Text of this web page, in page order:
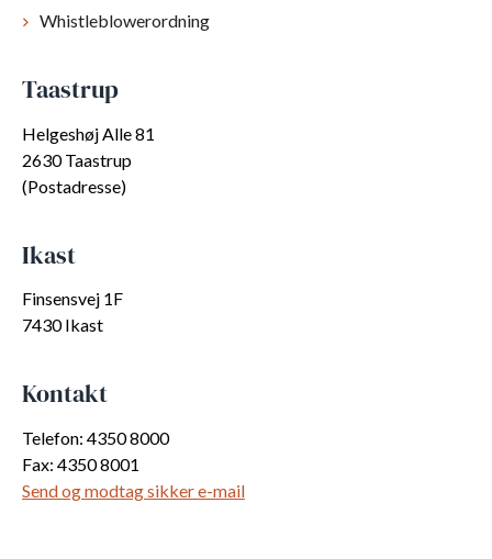
Whistleblowerordning
Taastrup
Helgeshøj Alle 81
2630 Taastrup
(Postadresse)
Ikast
Finsensvej 1F
7430 Ikast
Kontakt
Telefon: 4350 8000
Fax: 4350 8001
Send og modtag sikker e-mail